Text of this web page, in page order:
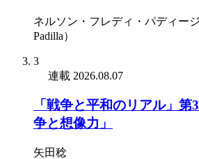
ネルソン・フレディ・パディー
Padilla）
3
連載 2026.08.07
「戦争と平和のリアル」
争と想像力」
矢田稔